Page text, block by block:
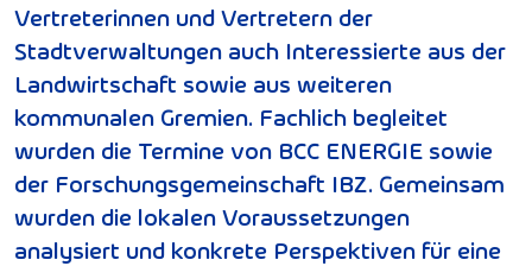
Vertreterinnen und Vertretern der
Stadtverwaltungen auch Interessierte aus der
Landwirtschaft sowie aus weiteren
kommunalen Gremien. Fachlich begleitet
wurden die Termine von BCC ENERGIE sowie
der Forschungsgemeinschaft IBZ. Gemeinsam
wurden die lokalen Voraussetzungen
analysiert und konkrete Perspektiven für eine